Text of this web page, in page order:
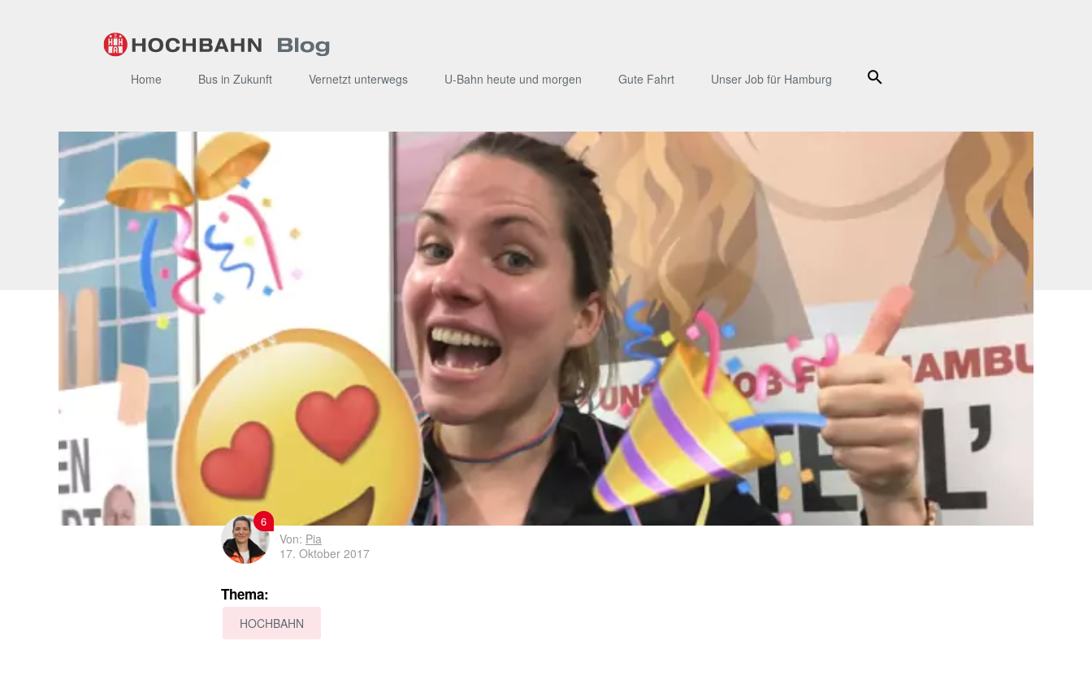
Home Bus in Zukunft Vernetzt unterwegs U-Bahn heute und morgen Gute Fahrt Unser Job für Hamburg Suche
6
Von: Pia
17. Oktober 2017
Thema:
HOCHBAHN